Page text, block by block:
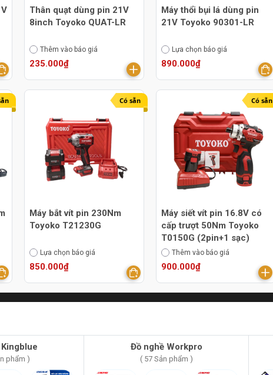
Thân quạt dùng pin 21V
8inch Toyoko QUAT-LR
Thêm vào báo giá
235.000₫
Máy thổi bụi lá dùng pin
21V Toyoko 90301-LR
Lựa chọn báo giá
890.000₫
Có sẵn
Máy bắt vít pin 230Nm
Toyoko T21230G
Lựa chọn báo giá
850.000₫
Có sẵn
Máy siết vít pin 16.8V có
cấp trượt 50Nm Toyoko
T0150G (2pin+1 sạc)
Thêm vào báo giá
900.000₫
phẩm )
Đồ nghề Workpro
( 57 Sản phẩm )